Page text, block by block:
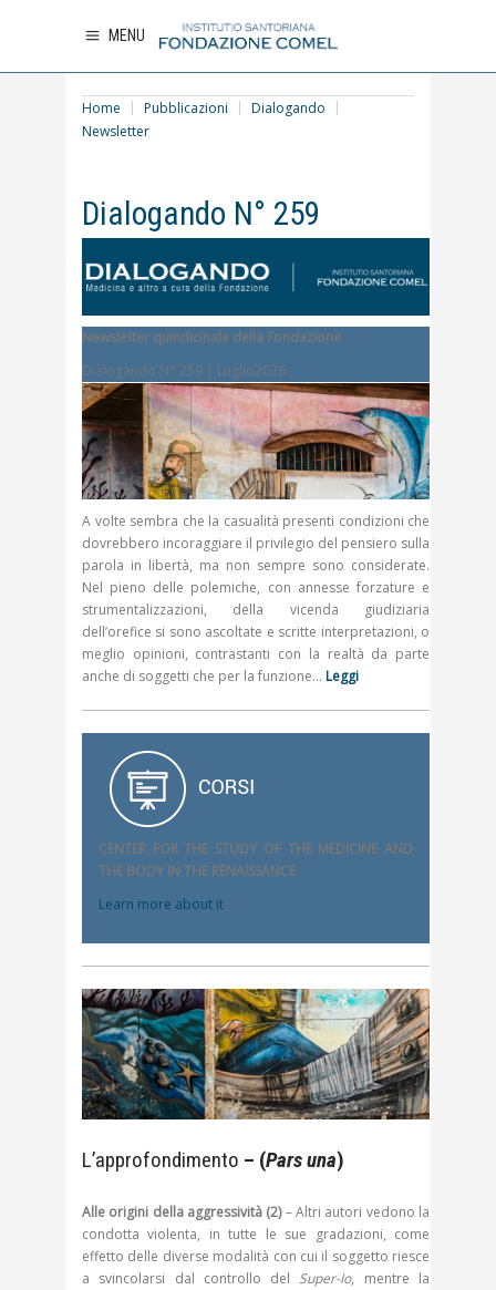
MENU
Home Pubblicazioni
Dialogando
Newsletter
Dialogando N° 259
Newsletter quindicinale della Fondazione
Dialogando N° 259 | Luglio2026
A volte sembra che la casualità presenti condizioni che
dovrebbero incoraggiare il privilegio del pensiero sulla
parola in libertà, ma non sempre sono considerate.
Nel pieno delle polemiche, con annesse forzature e
strumentalizzazioni, della vicenda giudiziaria
dell’orefice si sono ascoltate e scritte interpretazioni, o
meglio opinioni, contrastanti con la realtà da parte
anche di soggetti che per la funzione… Leggi
CENTER FOR THE STUDY OF THE MEDICINE AND
THE BODY IN THE RENAISSANCE
Learn more about it
L’approfondimento – (Pars una)
Alle origini della aggressività (2)– Altri autori vedono la
condotta violenta, in tutte le sue gradazioni, come
effetto delle diverse modalità con cui il soggetto riesce
a svincolarsi dal controllo delSuper-Io, mentre la